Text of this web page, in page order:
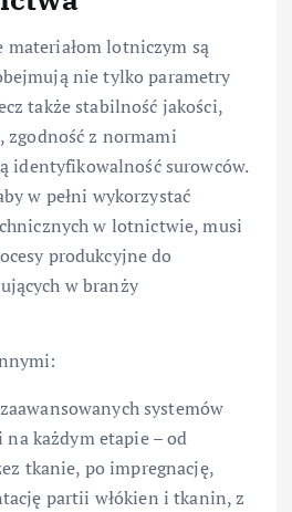
materiałom lotniczym są
nie tylko parametry
także stabilność jakości,
z normami
identyfikowalność surowców.
w pełni wykorzystać
w lotnictwie, musi
produkcyjne do
w branży
systemów
każdym etapie – od
tkanie, po impregnację,
partii włókien i tkanin, z